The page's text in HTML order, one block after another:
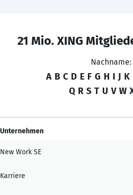
21 Mio. XING
Nachname:
A B C D E F G H I J K
Q R S T U V W
Unternehmen
New Work SE
Karriere